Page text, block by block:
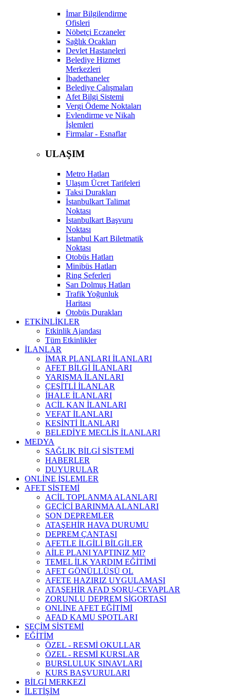
İmar Bilgilendirme
Ofisleri
Nöbetçi Eczaneler
Sağlık Ocakları
Devlet Hastaneleri
Belediye Hizmet
Merkezleri
İbadethaneler
Belediye Çalışmaları
Afet Bilgi Sistemi
Vergi Ödeme Noktaları
Evlendirme ve Nikah
İşlemleri
Firmalar - Esnaflar
ULAŞIM
Metro Hatları
Ulaşım Ücret Tarifeleri
Taksi Durakları
İstanbulkart Talimat
Noktası
İstanbulkart Başvuru
Noktası
İstanbul Kart Biletmatik
Noktası
Otobüs Hatları
Minibüs Hatları
Ring Seferleri
Sarı Dolmuş Hatları
Trafik Yoğunluk
Haritası
Otobüs Durakları
ETKİNLİKLER
Etkinlik Ajandası
Tüm Etkinlikler
İLANLAR
İMAR PLANLARI İLANLARI
AFET BİLGİ İLANLARI
YARIŞMA İLANLARI
ÇEŞİTLİ İLANLAR
İHALE İLANLARI
ACİL KAN İLANLARI
VEFAT İLANLARI
KESİNTİ İLANLARI
BELEDİYE MECLİS İLANLARI
MEDYA
SAĞLIK BİLGİ SİSTEMİ
HABERLER
DUYURULAR
ONLİNE İŞLEMLER
AFET SİSTEMİ
ACİL TOPLANMA ALANLARI
GEÇİCİ BARINMA ALANLARI
SON DEPREMLER
ATAŞEHİR HAVA DURUMU
DEPREM ÇANTASI
AFETLE İLGİLİ BİLGİLER
AİLE PLANI YAPTINIZ MI?
TEMEL İLK YARDIM EĞİTİMİ
AFET GÖNÜLLÜSÜ OL
AFETE HAZIRIZ UYGULAMASI
ATAŞEHİR AFAD SORU-CEVAPLAR
ZORUNLU DEPREM SİGORTASI
ONLİNE AFET EĞİTİMİ
AFAD KAMU SPOTLARI
SEÇİM SİSTEMİ
EĞİTİM
ÖZEL - RESMİ OKULLAR
ÖZEL - RESMİ KURSLAR
BURSLULUK SINAVLARI
KURS BAŞVURULARI
BİLGİ MERKEZİ
İLETİŞİM